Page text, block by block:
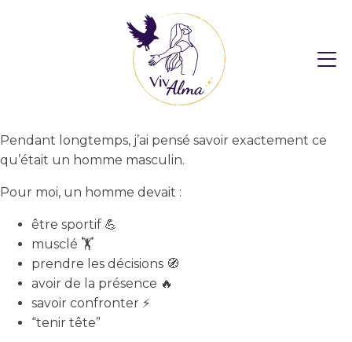
Pendant longtemps, j’ai pensé savoir exactement ce
qu’était un homme masculin.
Pour moi, un homme devait :
être sportif 💪
musclé 🏋️
prendre les décisions 🧭
avoir de la présence 🔥
savoir confronter ⚡
“tenir tête”